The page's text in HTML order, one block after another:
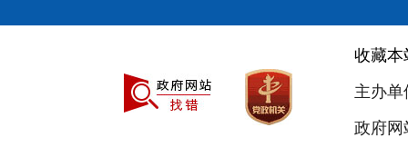
收藏本
主办
政府网